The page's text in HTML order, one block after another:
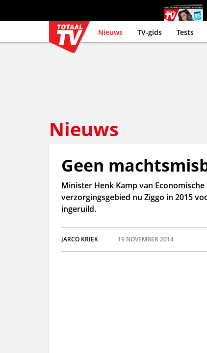
Nieuws TV-gids Tests
Nieuws
Geen
Minister Henk Kamp van
verzorgingsgebied nu Ziggo in 2015
ingeruild.
JARCO KRIEK 19 NOVEMBER 2014